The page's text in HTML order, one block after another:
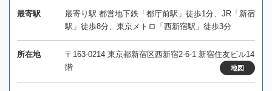
最寄駅
最寄り駅 都営地下鉄「都庁前駅」徒歩1分、JR「新宿
駅」徒歩8分、東京メトロ「西新宿駅」徒歩3分
所在地
〒163-0214 東京都新宿区西新宿2-6-1 新宿住友ビル14
階
地図